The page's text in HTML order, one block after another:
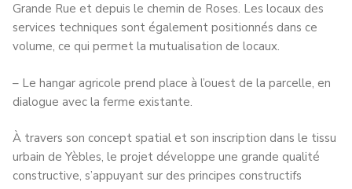
Grande Rue et depuis le chemin de Roses. Les locaux des
services techniques sont également positionnés dans ce
volume, ce qui permet la mutualisation de locaux.
– Le hangar agricole prend place à l’ouest de la parcelle, en
dialogue avec la ferme existante.
À travers son concept spatial et son inscription dans le tissu
urbain de Yèbles, le projet développe une grande qualité
constructive, s’appuyant sur des principes constructifs